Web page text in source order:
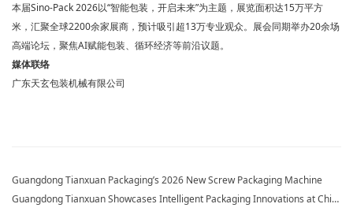
本届Sino-Pack 2026以“智能包装，开启未来”为主题，展览面积达15万平方
米，汇聚全球2200余家展商，预计吸引超13万专业观众。展会同期举办20余场
高端论坛，聚焦AI赋能包装、循环经济等前沿议题。
媒体联络
广东天玄包装机械有限公司
Guangdong Tianxuan Packaging’s 2026 New Screw Packaging Machine
Guangdong Tianxuan Showcases Intelligent Packaging Innovations at China International Packaging Industry Exhibition